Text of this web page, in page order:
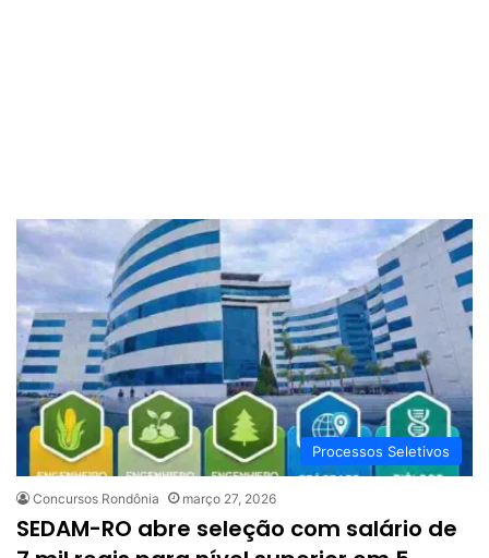
Processos Seletivos
Concursos Rondônia março 27, 2026
SEDAM-RO abre seleção com salário de